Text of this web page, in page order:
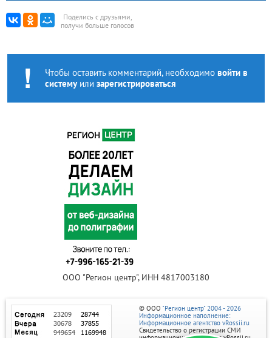
Поделись с друзьями,
получи больше голосов
Чтобы оставить комментарий, необходимо войти в
системуили зарегистрироваться
ООО "Регион центр", ИНН 4817003180
© ООО "Регион центр" 2004 - 2026
Информационное наполнение:
Информационное агентство vRossii.ru
Свидетельство о регистрации СМИ